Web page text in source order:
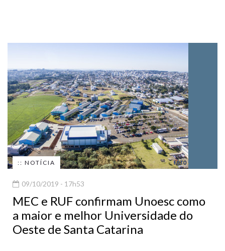
:: NOTÍCIA
09/10/2019 - 17h53
MEC e RUF confirmam Unoesc como
a maior e melhor Universidade do
Oeste de Santa Catarina